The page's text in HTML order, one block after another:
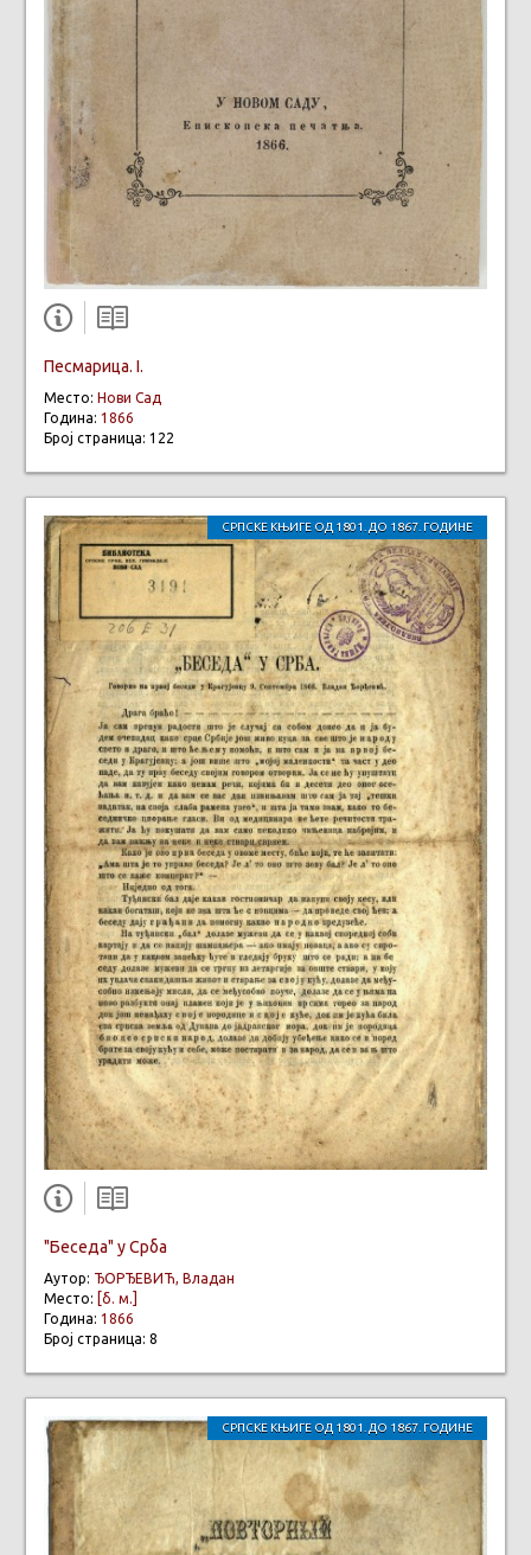
Песмарица. I.
Место: Нови Сад
Година: 1866
Број страница: 122
СРПСКЕ КЊИГЕ ОД 1801. ДО 1867. ГОДИНЕ
"Беседа" у Срба
Аутор: ЂОРЂЕВИЋ, Владан
Место:
[б. м.]
Година: 1866
Број страница: 8
СРПСКЕ КЊИГЕ ОД 1801. ДО 1867. ГОДИНЕ